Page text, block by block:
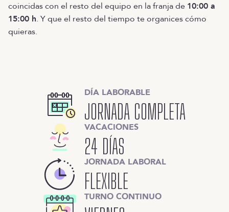
coincidas con el resto del equipo en la franja de 10:00 a
15:00 h. Y que el resto del tiempo te organices cómo
quieras.
DÍA LABORABLE
JORNADA COMPLETA
VACACIONES
24 DÍAS
JORNADA LABORAL
FLEXIBLE
TURNO CONTINUO